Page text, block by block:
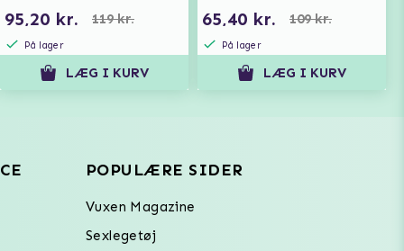
95,20 kr. 119 kr.
På lager
LÆG I KURV
65,40 kr. 109 kr.
På lager
LÆG I KURV
POPULÆRE SIDER
Vuxen Magazine
Sexlegetøj